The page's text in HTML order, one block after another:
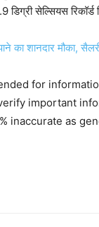
सेल्सियस रिकॉर्ड
शानदार मौका,
for
important
inaccurate as